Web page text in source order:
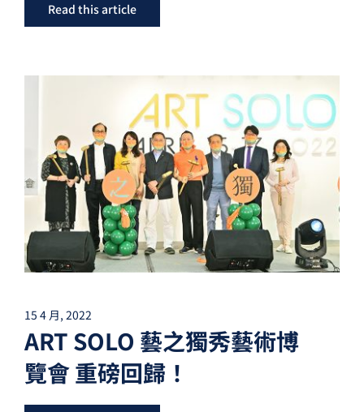
Read this article
15 4 月, 2022
ART SOLO 藝之獨秀藝術博
覽會 重磅回歸！